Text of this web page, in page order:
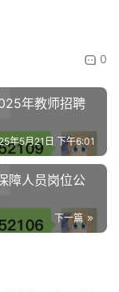
0
年教师招聘
年5月21日 下午6:01
障人员岗位公
下一篇